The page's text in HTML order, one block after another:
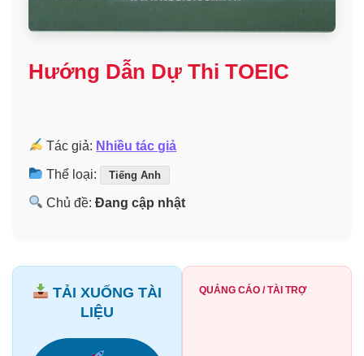
Hướng Dẫn Dự Thi TOEIC
Tác giả: Nhiều tác giả
Thể loại: Tiếng Anh
Chủ đề:Đang cập nhật
TẢI XUỐNG TÀI
LIỆU
QUẢNG CÁO / TÀI TRỢ